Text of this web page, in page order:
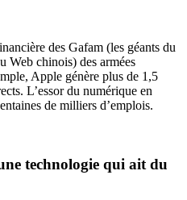
des Gafam (les géants du
Web chinois) des armées
Apple génère plus de 1,5
L’essor du numérique en
de milliers d’emplois.
technologie qui ait du